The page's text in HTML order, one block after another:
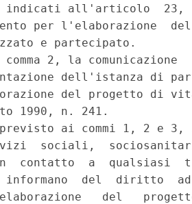
indicati all'articolo  23,
per l'elaborazione
e partecipato.
2, la comunicazione
dell'istanza di
del progetto di
1990, n. 241.
ai commi 1, 2 e 3,
sociali,
contatto  a  qualsiasi
informano  del  diritto
del